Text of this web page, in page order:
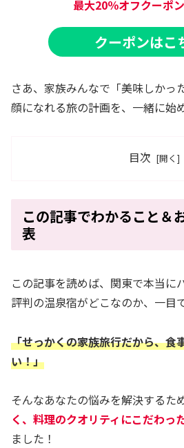
最大20％オフクーポ
クーポンはこ
さあ、家族みんなで「美味しかっ
顔になれる旅の計画を、一緒に始
目次
この記事でわかること＆
表
この記事を読めば、関東で本当に
評判の温泉宿がどこなのか、一目
「せっかくの家族旅行だから、食
い！」
そんなあなたの悩みを解決するた
く、料理のクオリティにこだわっ
ました！